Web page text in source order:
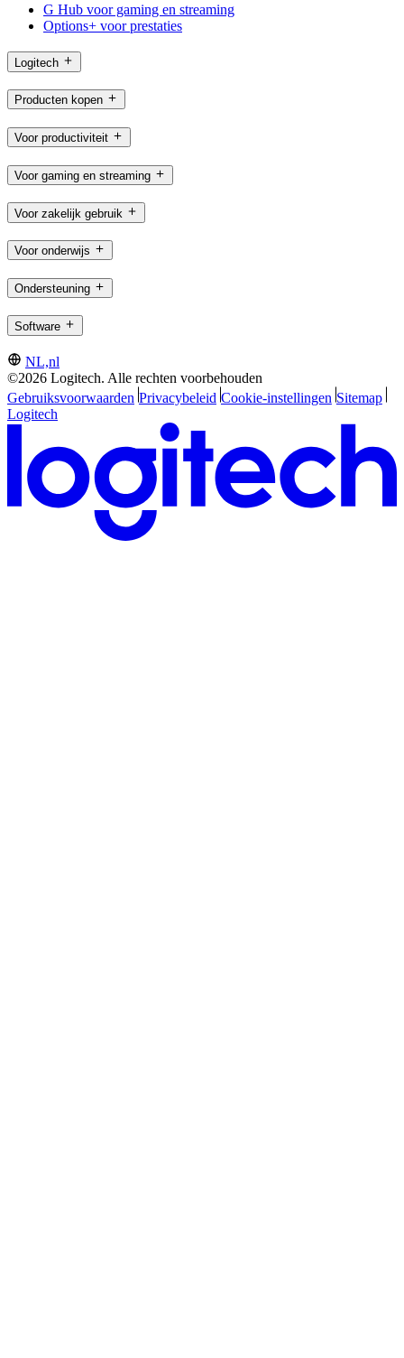
G Hub voor gaming en streaming
Options+ voor prestaties
Logitech
Producten kopen
Voor productiviteit
Voor gaming en streaming
Voor zakelijk gebruik
Voor onderwijs
Ondersteuning
Software
NL,nl
©2026 Logitech. Alle rechten voorbehouden
Gebruiksvoorwaarden Privacybeleid Cookie-instellingen Sitemap
Logitech